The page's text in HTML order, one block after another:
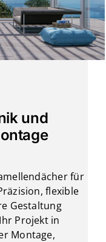
und
für
flexible
Gestaltung
Projekt in
Montage,